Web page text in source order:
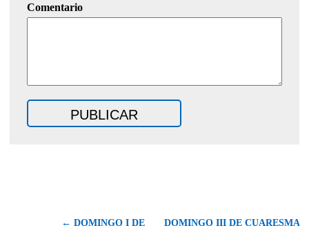
Comentario
← DOMINGO I DE DOMINGO III DE CUARESMA